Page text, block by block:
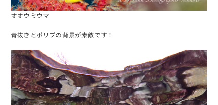
オオウミウマ
青抜きとポリプの背景が素敵です！